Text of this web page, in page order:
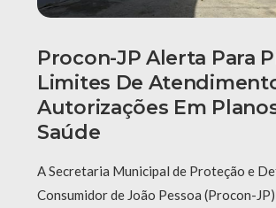
Procon-JP Alerta Para
Limites De
Autorizações Em
Saúde
A Secretaria Municipal de Proteção e
Consumidor de João Pessoa (Procon-